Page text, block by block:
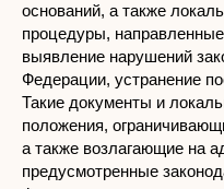
оснований, а также
процедуры,
выявление нарушений
Федерации, устранение
Такие документы и
положения,
а также возлагающие на
предусмотренные